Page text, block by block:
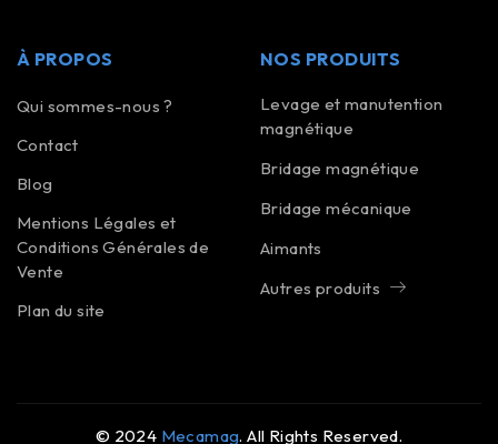
À PROPOS
Qui sommes-nous ?
Contact
Blog
Mentions Légales et
Conditions Générales de
Vente
Plan du site
NOS PRODUITS
Levage et manutention
magnétique
Bridage magnétique
Bridage mécanique
Aimants
Autres produits
© 2024 Mecamag. All Rights Reserved.